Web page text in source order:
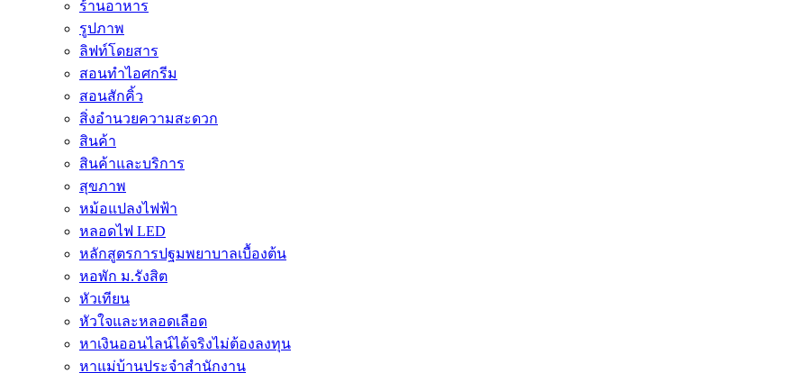
ร้านอาหาร
รูปภาพ
ลิฟท์โดยสาร
สอนทำไอศกรีม
สอนสักคิ้ว
สิ่งอำนวยความสะดวก
สินค้า
สินค้าและบริการ
สุขภาพ
หม้อแปลงไฟฟ้า
หลอดไฟ LED
หลักสูตรการปฐมพยาบาลเบื้องต้น
หอพัก ม.รังสิต
หัวเทียน
หัวใจและหลอดเลือด
หาเงินออนไลน์ได้จริงไม่ต้องลงทุน
หาแม่บ้านประจำสำนักงาน